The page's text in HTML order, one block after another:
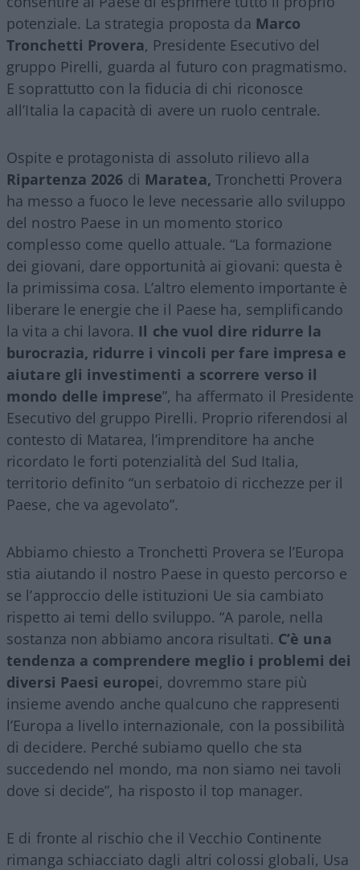
potenziale. La strategia proposta da Marco
Tronchetti Provera, Presidente Esecutivo del
gruppo Pirelli, guarda al futuro con pragmatismo.
E soprattutto con la fiducia di chi riconosce
all’Italia la capacità di avere un ruolo centrale.
Ospite e protagonista di assoluto rilievo alla
Ripartenza 2026 di Maratea, Tronchetti Provera
ha messo a fuoco le leve necessarie allo sviluppo
del nostro Paese in un momento storico
complesso come quello attuale. “La formazione
dei giovani, dare opportunità ai giovani: questa è
la primissima cosa. L’altro elemento importante è
liberare le energie che il Paese ha, semplificando
la vita a chi lavora. Il che vuol dire ridurre la
burocrazia, ridurre i vincoli per fare impresa e
aiutare gli investimenti a scorrere verso il
mondo delle imprese”, ha affermato il Presidente
Esecutivo del gruppo Pirelli. Proprio riferendosi al
contesto di Matarea, l’imprenditore ha anche
ricordato le forti potenzialità del Sud Italia,
territorio definito “un serbatoio di ricchezze per il
Paese, che va agevolato”.
Abbiamo chiesto a Tronchetti Provera se l’Europa
stia aiutando il nostro Paese in questo percorso e
se l’approccio delle istituzioni Ue sia cambiato
rispetto ai temi dello sviluppo. “A parole, nella
sostanza non abbiamo ancora risultati. C’è una
tendenza a comprendere meglio i problemi dei
diversi Paesi europei, dovremmo stare più
insieme avendo anche qualcuno che rappresenti
l’Europa a livello internazionale, con la possibilità
di decidere. Perché subiamo quello che sta
succedendo nel mondo, ma non siamo nei tavoli
dove si decide”, ha risposto il top manager.
E di fronte al rischio che il Vecchio Continente
rimanga schiacciato dagli altri colossi globali, Usa